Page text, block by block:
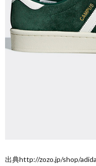
出典http://zozo.jp/shop/